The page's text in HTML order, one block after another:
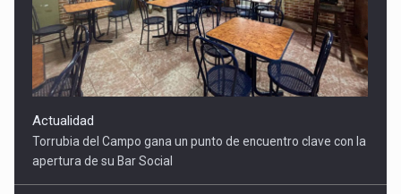
Actualidad
Torrubia del Campo gana un punto de encuentro clave con la
apertura de su Bar Social